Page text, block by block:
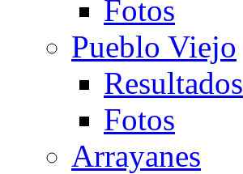
Fotos
Pueblo Viejo
Resultados
Fotos
Arrayanes